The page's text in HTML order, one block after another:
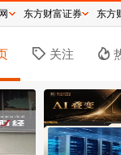
关注
东方财富证券 东方